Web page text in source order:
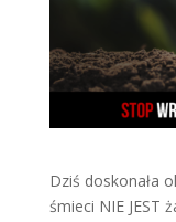
Dziś doskonała
śmieci NIE JEST